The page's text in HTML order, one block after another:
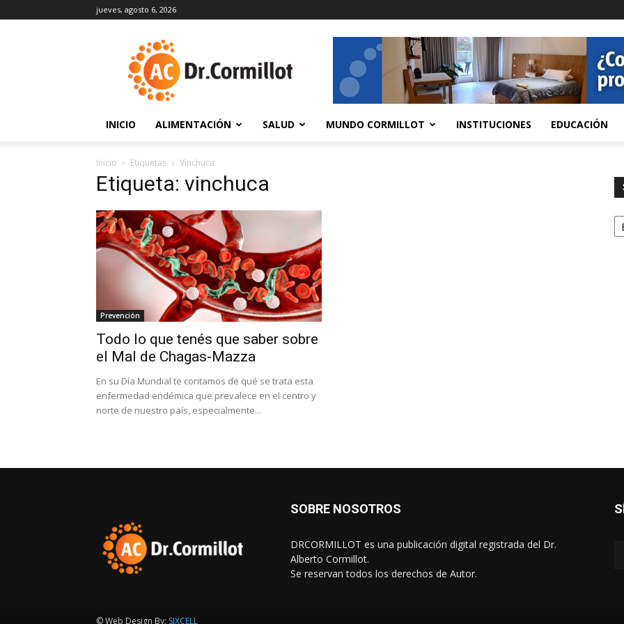
jueves, agosto 6, 2026
INICIO ALIMENTACIÓN SALUD MUNDO CORMILLOT INSTITUCIONES EDUCACIÓN
Inicio Etiquetas Vinchuca
Etiqueta: vinchuca
Prevención
Todo lo que tenés que saber sobre
el Mal de Chagas-Mazza
En su Día Mundial te contamos de qué se trata esta
enfermedad endémica que prevalece en el centro y
norte de nuestro país, especialmente...
SOBRE NOSOTROS
DRCORMILLOT es una publicación digital registrada del Dr.
Alberto Cormillot.
Se reservan todos los derechos de Autor.
© Web Design By: SIXCELL